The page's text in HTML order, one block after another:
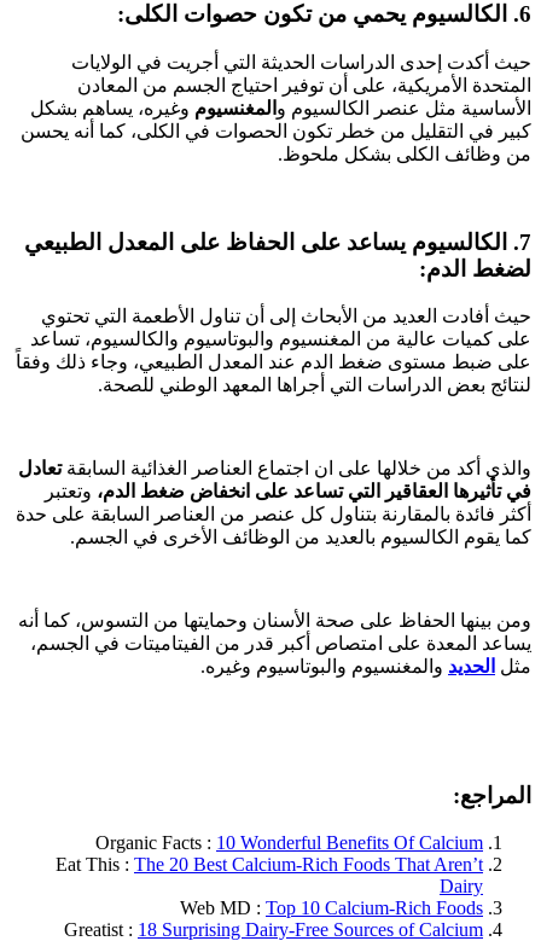
6. الكالسيوم يحمي من تكون حصوات الكلى:
حيث أكدت إحدى الدراسات الحديثة التي أجريت في الولايات
المتحدة الأمريكية، على أن توفير احتياج الجسم من المعادن
الأساسية مثل عنصر الكالسيوم و المغنسيوم وغيره، يساهم بشكل
كبير في التقليل من خطر تكون الحصوات في الكلى، كما أنه يحسن
من وظائف الكلى بشكل ملحوظ.
7. الكالسيوم يساعد على الحفاظ على المعدل الطبيعي
لضغط الدم:
حيث أفادت العديد من الأبحاث إلى أن تناول الأطعمة التي تحتوي
على كميات عالية من المغنسيوم والبوتاسيوم والكالسيوم، تساعد
على ضبط مستوى ضغط الدم عند المعدل الطبيعي، وجاء ذلك وفقاً
لنتائج بعض الدراسات التي أجراها المعهد الوطني للصحة.
والذي أكد من خلالها على ان اجتماع العناصر الغذائية السابقةتعادل
في تأثيرها العقاقير التي تساعد على انخفاض ضغط الدم، وتعتبر
أكثر فائدة بالمقارنة بتناول كل عنصر من العناصر السابقة على حدة
كما يقوم الكالسيوم بالعديد من الوظائف الأخرى في الجسم.
ومن بينها الحفاظ على صحة الأسنان وحمايتها من التسوس، كما أنه
يساعد المعدة على امتصاص أكبر قدر من الفيتاميتات في الجسم،
مثل الحديد والمغنسيوم والبوتاسيوم وغيره.
المراجع:
Organic Facts : 10 Wonderful Benefits Of Calcium
Eat This : The 20 Best Calcium-Rich Foods That Aren’t
Dairy
Web MD : Top 10 Calcium-Rich Foods
Greatist : 18 Surprising Dairy-Free Sources of Calcium